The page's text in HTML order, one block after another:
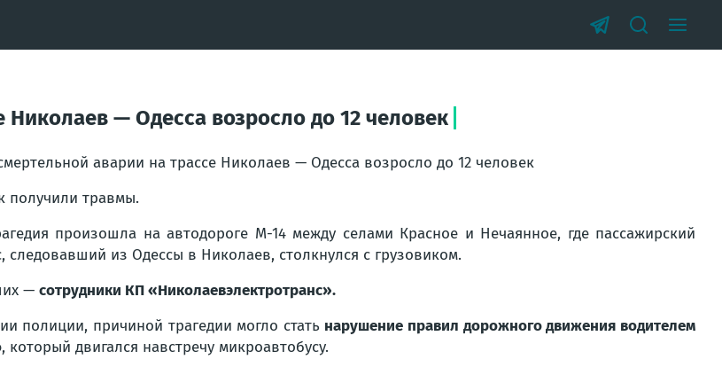
— Одесса возросло до 12 человек
аварии на трассе Николаев — Одесса возросло до 12 человек
получили травмы.
произошла на автодороге М-14 между селами Красное и Нечаянное, где пассажирский
следовавший из Одессы в Николаев, столкнулся с грузовиком.
— сотрудники КП «Николаевэлектротранс».
полиции, причиной трагедии могло стать нарушение правил дорожного движения водителем
, который двигался навстречу микроавтобусу.